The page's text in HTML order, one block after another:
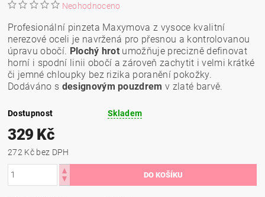
Neohodnoceno
Profesionální pinzeta Maxymova z vysoce kvalitní
nerezové oceli je navržená pro přesnou a kontrolovanou
úpravu obočí. Plochý hrot umožňuje precizně definovat
horní i spodní linii obočí a zároveň zachytit i velmi krátké
či jemné chloupky bez rizika poranění pokožky.
Dodáváno s designovým pouzdrem v zlaté barvě.
Dostupnost Skladem
329 Kč
272 Kč bez DPH